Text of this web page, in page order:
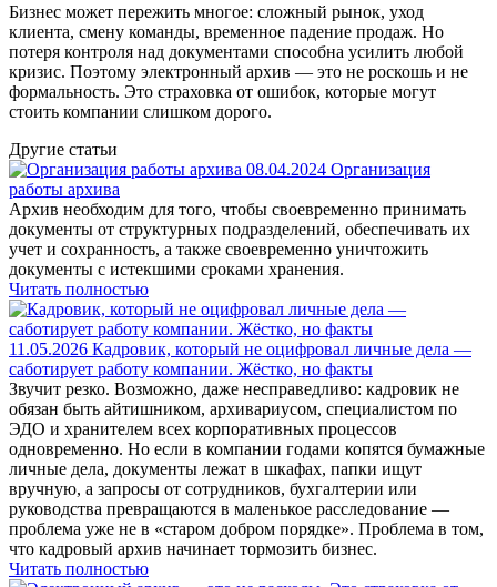
Бизнес может пережить многое: сложный рынок, уход
клиента, смену команды, временное падение продаж. Но
потеря контроля над документами способна усилить любой
кризис. Поэтому электронный архив — это не роскошь и не
формальность. Это страховка от ошибок, которые могут
стоить компании слишком дорого.
Другие статьи
08.04.2024 Организация
работы архива
Архив необходим для того, чтобы своевременно принимать
документы от структурных подразделений, обеспечивать их
учет и сохранность, а также своевременно уничтожить
документы с истекшими сроками хранения.
Читать полностью
11.05.2026 Кадровик, который не оцифровал личные дела —
саботирует работу компании. Жёстко, но факты
Звучит резко. Возможно, даже несправедливо: кадровик не
обязан быть айтишником, архивариусом, специалистом по
ЭДО и хранителем всех корпоративных процессов
одновременно. Но если в компании годами копятся бумажные
личные дела, документы лежат в шкафах, папки ищут
вручную, а запросы от сотрудников, бухгалтерии или
руководства превращаются в маленькое расследование —
проблема уже не в «старом добром порядке». Проблема в том,
что кадровый архив начинает тормозить бизнес.
Читать полностью